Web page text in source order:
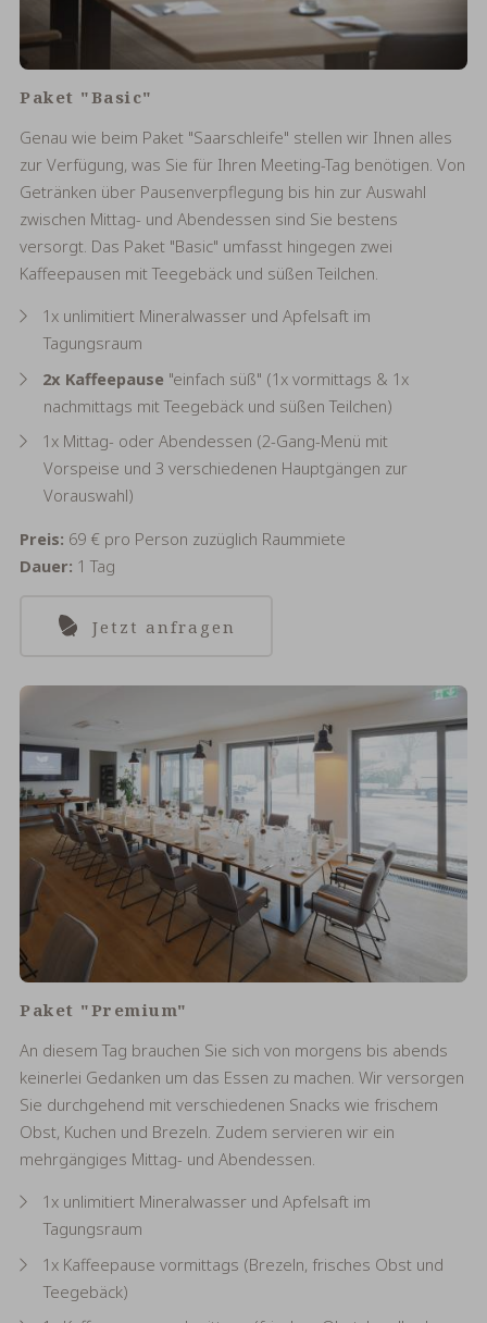
Paket "Basic"
Genau wie beim Paket "Saarschleife" stellen wir Ihnen alles
zur Verfügung, was Sie für Ihren Meeting-Tag benötigen. Von
Getränken über Pausenverpflegung bis hin zur Auswahl
zwischen Mittag- und Abendessen sind Sie bestens
versorgt. Das Paket "Basic" umfasst hingegen zwei
Kaffeepausen mit Teegebäck und süßen Teilchen.
1x unlimitiert Mineralwasser und Apfelsaft im
Tagungsraum
2x Kaffeepause "einfach süß" (1x vormittags & 1x
nachmittags mit Teegebäck und süßen Teilchen)
1x Mittag- oder Abendessen (2-Gang-Menü mit
Vorspeise und 3 verschiedenen Hauptgängen zur
Vorauswahl)
Preis: 69 € pro Person zuzüglich Raummiete
Dauer: 1 Tag
Jetzt anfragen
Paket "Premium"
An diesem Tag brauchen Sie sich von morgens bis abends
keinerlei Gedanken um das Essen zu machen. Wir versorgen
Sie durchgehend mit verschiedenen Snacks wie frischem
Obst, Kuchen und Brezeln. Zudem servieren wir ein
mehrgängiges Mittag- und Abendessen.
1x unlimitiert Mineralwasser und Apfelsaft im
Tagungsraum
1x Kaffeepause vormittags (Brezeln, frisches Obst und
Teegebäck)